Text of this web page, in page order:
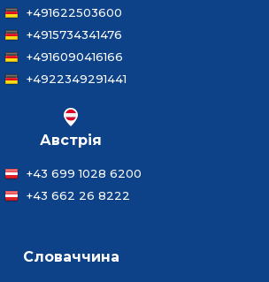
+491622503600
+4915734341476
+4916090416166
+4922349291441
Австрія
+43 699 1028 6200
+43 662 26 8222
Словаччина